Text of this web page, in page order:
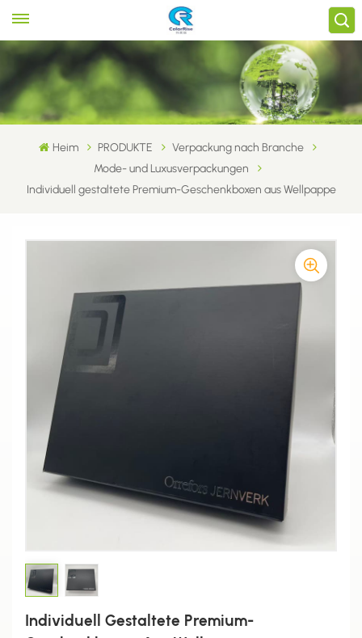
Heim PRODUKTE
Verpackung nach Branche
Mode- und Luxusverpackungen
Individuell gestaltete Premium-Geschenkboxen aus Wellpappe
Individuell Gestaltete Premium-